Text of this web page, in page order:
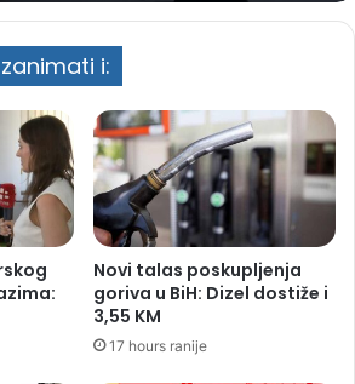
i:
Novi talas poskupljenja
goriva u BiH: Dizel dostiže i
3,55 KM
17 hours ranije